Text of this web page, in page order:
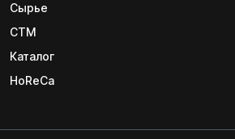
HoReCa
Каталог
CTM
Сырье